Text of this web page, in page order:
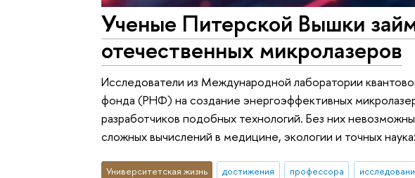
Ученые Питерской Вышки
отечественных микролазеров
Исследователи из Международной лаборатории
фонда (РНФ) на создание энергоэффективных
разработчиков подобных технологий. Без них
сложных вычислений в медицине, экологии и точных
Университетская жизнь достижения профессора